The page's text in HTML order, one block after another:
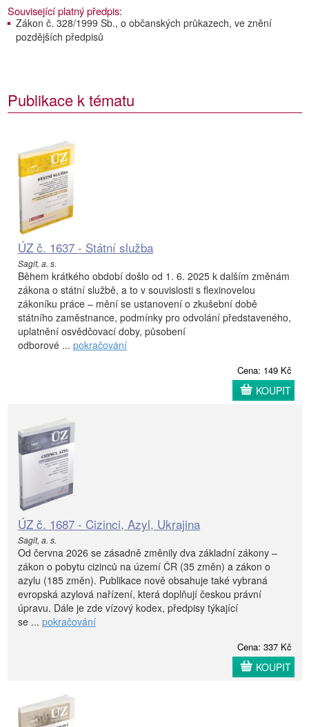
Související platný předpis:
Zákon č. 328/1999 Sb., o občanských průkazech, ve znění
pozdějších předpisů
Publikace k tématu
ÚZ č. 1637 - Státní služba
Sagit, a. s.
Během krátkého období došlo od 1. 6. 2025 k dalším změnám
zákona o státní službě, a to v souvislosti s flexinovelou
zákoníku práce – mění se ustanovení o zkušební době
státního zaměstnance, podmínky pro odvolání představeného,
uplatnění osvědčovací doby, působení
odborové ... pokračování
Cena: 149 Kč
KOUPIT
ÚZ č. 1687 - Cizinci, Azyl, Ukrajina
Sagit, a. s.
Od června 2026 se zásadně změnily dva základní zákony –
zákon o pobytu cizinců na území ČR (35 změn) a zákon o
azylu (185 změn). Publikace nově obsahuje také vybraná
evropská azylová nařízení, která doplňují českou právní
úpravu. Dále je zde vízový kodex, předpisy týkající
se ... pokračování
Cena: 337 Kč
KOUPIT